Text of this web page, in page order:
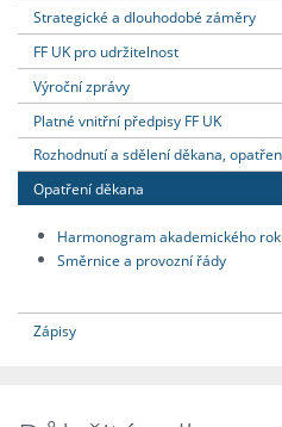
Strategické a dlouhodobé záměry
FF UK pro udržitelnost
Výroční zprávy
Platné vnitřní předpisy FF UK
Rozhodnutí a sdělení děkana,
Opatření děkana
Harmonogram akademického
Směrnice a provozní řády
Zápisy